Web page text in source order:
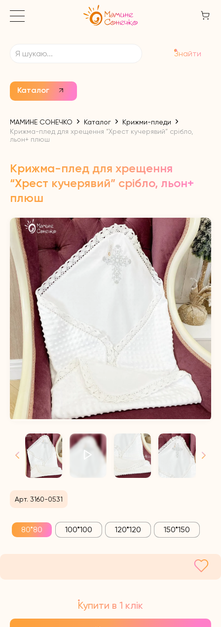
Каталог
Знайти
МАМИНЕ СОНЕЧКО Каталог
Крижми-пледи
Крижма-плед для хрещення “Хрест кучерявий” срібло,
льон+ плюш
Крижма-плед для хрещення
“Хрест кучерявий” срібло, льон+
плюш
Арт. 3160-0531
80*80 100*100 120*120 150*150
Купити в 1 клік